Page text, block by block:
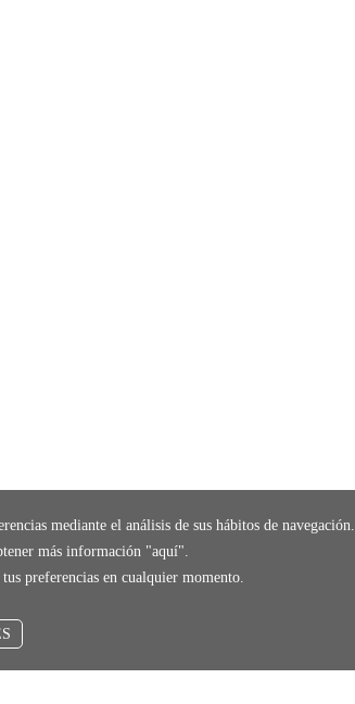
mediante el análisis de sus hábitos de navegación.
más información "aquí".
preferencias en cualquier momento.